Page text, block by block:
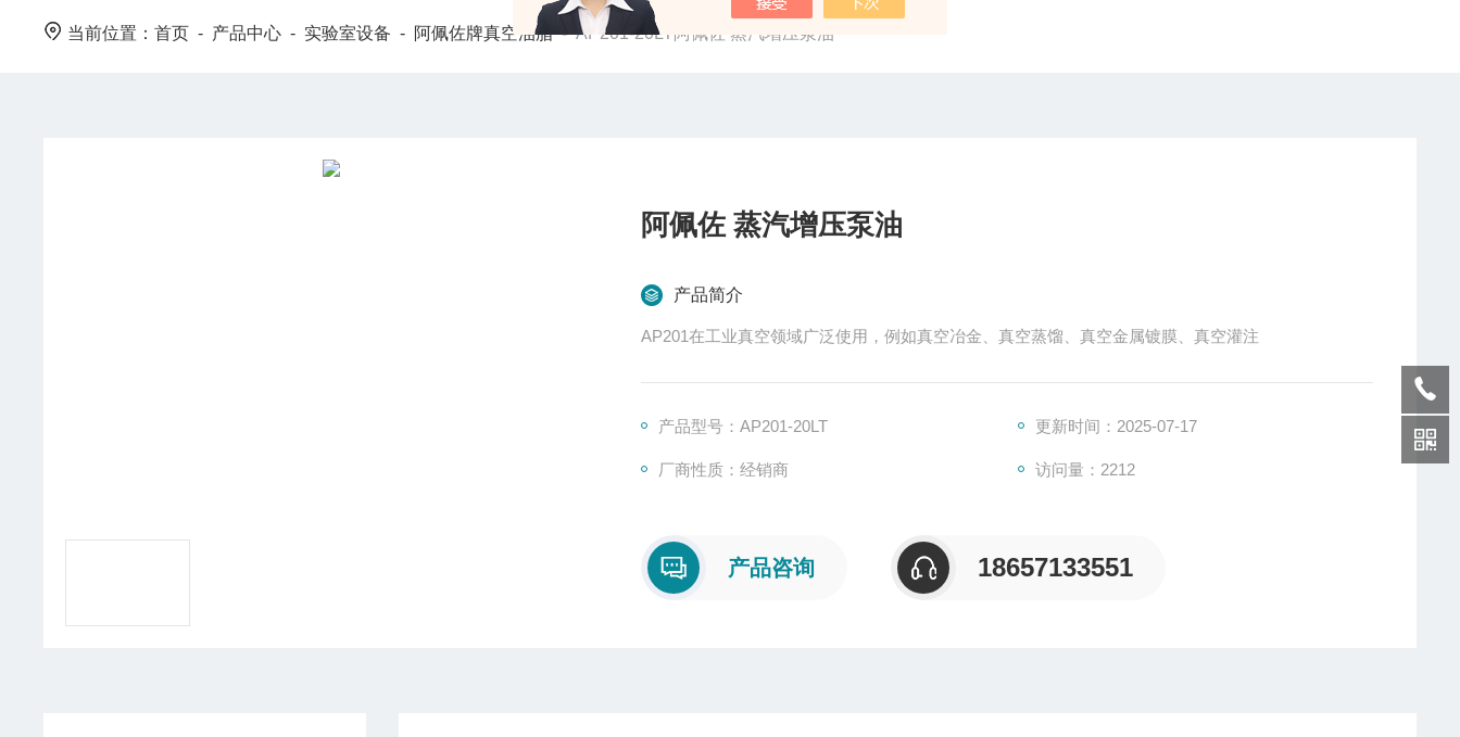
当前位置：首页 - 产品中心 - 实验室设备 - 阿佩佐牌真空油脂-AP201-20LT阿佩佐 蒸汽增压泵油
阿佩佐 蒸汽增压泵油
产品简介
AP201在工业真空领域广泛使用，例如真空冶金、真空蒸馏、真空金属镀膜、真空灌注
产品型号：AP201-20LT 更新时间：2025-07-17
厂商性质：经销商 访问量：2212
产品咨询 18657133551